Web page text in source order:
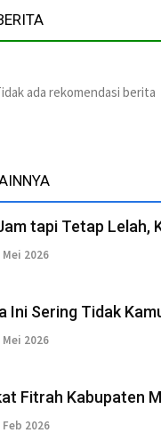
ada rekomendasi berita
tapi Tetap Lelah,
Mei 2026
Ini Sering Tidak
Mei 2026
Fitrah Kabupaten
Feb 2026